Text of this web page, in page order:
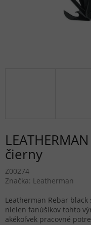
čierny
Z00274
Značka: Leatherman
Leatherman Rebar
nielen fanúšikov tohto
akékoľvek pracovné